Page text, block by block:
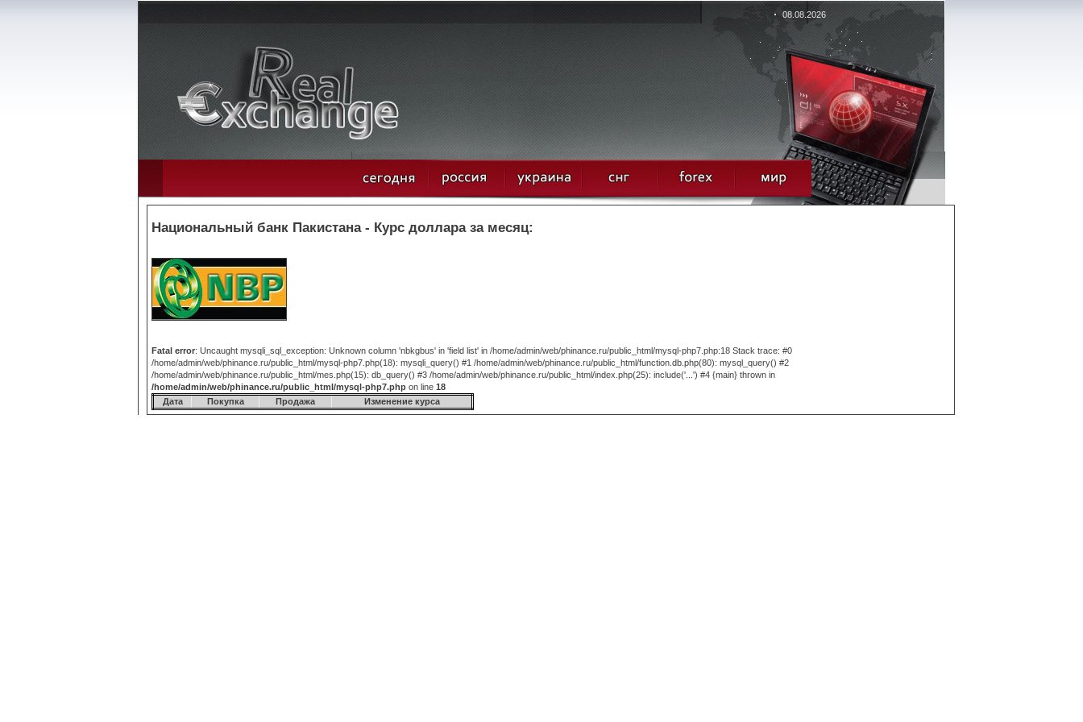
08.08.2026
Национальный банк Пакистана - Курс доллара за месяц:
Fatal error: Uncaught mysqli_sql_exception: Unknown column 'nbkgbus' in 'field list' in /home/admin/web/phinance.ru/public_html/mysql-php7.php:18 Stack trace: #0
/home/admin/web/phinance.ru/public_html/mysql-php7.php(18): mysqli_query() #1 /home/admin/web/phinance.ru/public_html/function.db.php(80): mysql_query() #2
/home/admin/web/phinance.ru/public_html/mes.php(15): db_query() #3 /home/admin/web/phinance.ru/public_html/index.php(25): include('...') #4 {main} thrown in
/home/admin/web/phinance.ru/public_html/mysql-php7.php on line 18
Дата
Покупка Продажа Изменение курса